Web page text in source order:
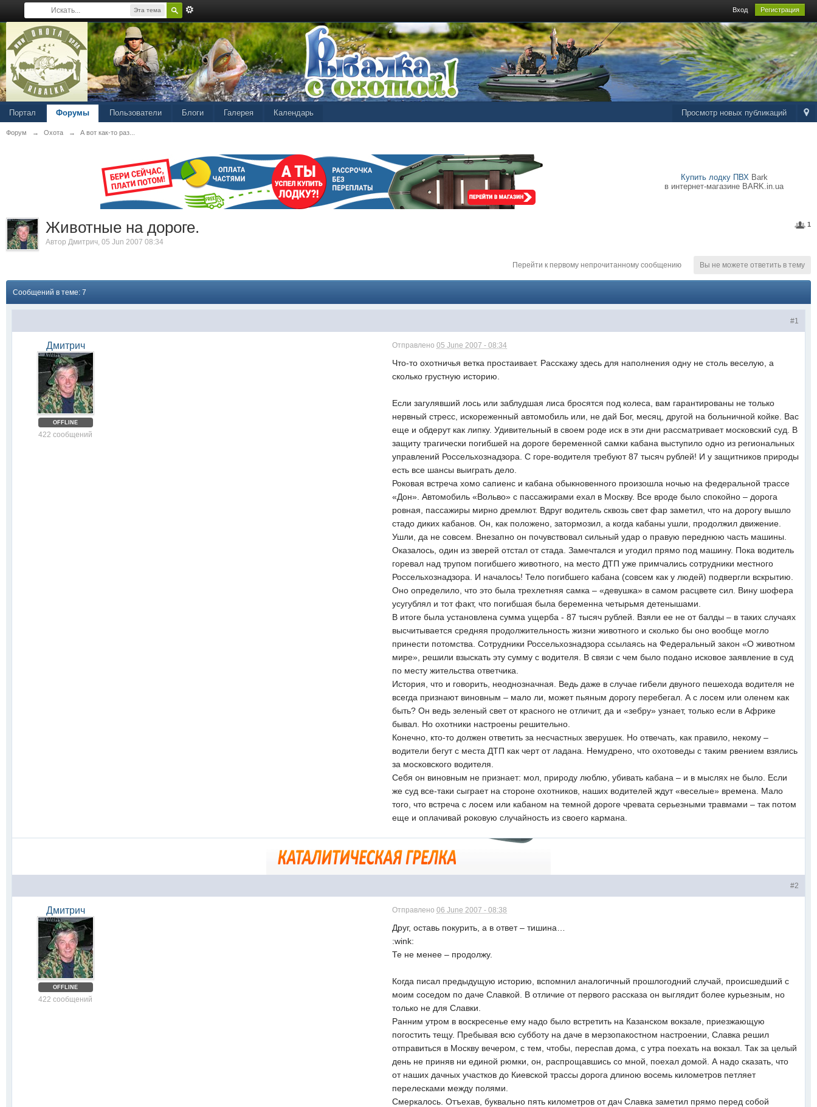
Эта тема Вход Регистрация
Просмотр новых публикаций
Портал Форумы Пользователи Блоги Галерея Календарь
Форум → Охота → А вот как-то раз...
Купить лодку ПВХBark
в интернет-магазине BARK.in.ua
1
Животные на дороге.
Автор Дмитрич, 05 Jun 2007 08:34
Вы не можете ответить в тему
Перейти к первому непрочитанному сообщению
Сообщений в теме: 7
#1
Дмитрич
OFFLINE
422 сообщений
Отправлено 05 June 2007 - 08:34
Что-то охотничья ветка простаивает. Расскажу здесь для наполнения одну не столь веселую, а
сколько грустную историю.
Если загулявший лось или заблудшая лиса бросятся под колеса, вам гарантированы не только
нервный стресс, искореженный автомобиль или, не дай Бог, месяц, другой на больничной койке. Вас
еще и обдерут как липку. Удивительный в своем роде иск в эти дни рассматривает московский суд. В
защиту трагически погибшей на дороге беременной самки кабана выступило одно из региональных
управлений Россельхознадзора. С горе-водителя требуют 87 тысяч рублей! И у защитников природы
есть все шансы выиграть дело.
Роковая встреча хомо сапиенс и кабана обыкновенного произошла ночью на федеральной трассе
«Дон». Автомобиль «Вольво» с пассажирами ехал в Москву. Все вроде было спокойно – дорога
ровная, пассажиры мирно дремлют. Вдруг водитель сквозь свет фар заметил, что на дорогу вышло
стадо диких кабанов. Он, как положено, затормозил, а когда кабаны ушли, продолжил движение.
Ушли, да не совсем. Внезапно он почувствовал сильный удар о правую переднюю часть машины.
Оказалось, один из зверей отстал от стада. Замечтался и угодил прямо под машину. Пока водитель
горевал над трупом погибшего животного, на место ДТП уже примчались сотрудники местного
Россельхознадзора. И началось! Тело погибшего кабана (совсем как у людей) подвергли вскрытию.
Оно определило, что это была трехлетняя самка – «девушка» в самом расцвете сил. Вину шофера
усугублял и тот факт, что погибшая была беременна четырьмя детенышами.
В итоге была установлена сумма ущерба - 87 тысяч рублей. Взяли ее не от балды – в таких случаях
высчитывается средняя продолжительность жизни животного и сколько бы оно вообще могло
принести потомства. Сотрудники Россельхознадзора ссылаясь на Федеральный закон «О животном
мире», решили взыскать эту сумму с водителя. В связи с чем было подано исковое заявление в суд
по месту жительства ответчика.
История, что и говорить, неоднозначная. Ведь даже в случае гибели двуного пешехода водителя не
всегда признают виновным – мало ли, может пьяным дорогу перебегал. А с лосем или оленем как
быть? Он ведь зеленый свет от красного не отличит, да и «зебру» узнает, только если в Африке
бывал. Но охотники настроены решительно.
Конечно, кто-то должен ответить за несчастных зверушек. Но отвечать, как правило, некому –
водители бегут с места ДТП как черт от ладана. Немудрено, что охотоведы с таким рвением взялись
за московского водителя.
Себя он виновным не признает: мол, природу люблю, убивать кабана – и в мыслях не было. Если
же суд все-таки сыграет на стороне охотников, наших водителей ждут «веселые» времена. Мало
того, что встреча с лосем или кабаном на темной дороге чревата серьезными травмами – так потом
еще и оплачивай роковую случайность из своего кармана.
#2
Дмитрич
OFFLINE
422 сообщений
Отправлено 06 June 2007 - 08:38
Друг, оставь покурить, а в ответ – тишина…
:wink:
Те не менее – продолжу.
Когда писал предыдущую историю, вспомнил аналогичный прошлогодний случай, происшедший с
моим соседом по даче Славкой. В отличие от первого рассказа он выглядит более курьезным, но
только не для Славки.
Ранним утром в воскресенье ему надо было встретить на Казанском вокзале, приезжающую
погостить тещу. Пребывая всю субботу на даче в мерзопакостном настроении, Славка решил
отправиться в Москву вечером, с тем, чтобы, переспав дома, с утра поехать на вокзал. Так за целый
день не приняв ни единой рюмки, он, распрощавшись со мной, поехал домой. А надо сказать, что
от наших дачных участков до Киевской трассы дорога длиною восемь километров петляет
перелесками между полями.
Смеркалось. Отъехав, буквально пять километров от дач Славка заметил прямо перед собой